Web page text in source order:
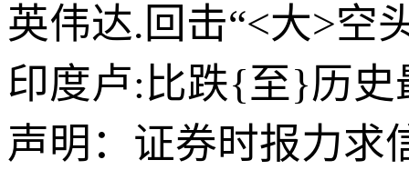
英伟达.回击“<大>空
印度卢:比跌{至}历史
声明：证券时报力求